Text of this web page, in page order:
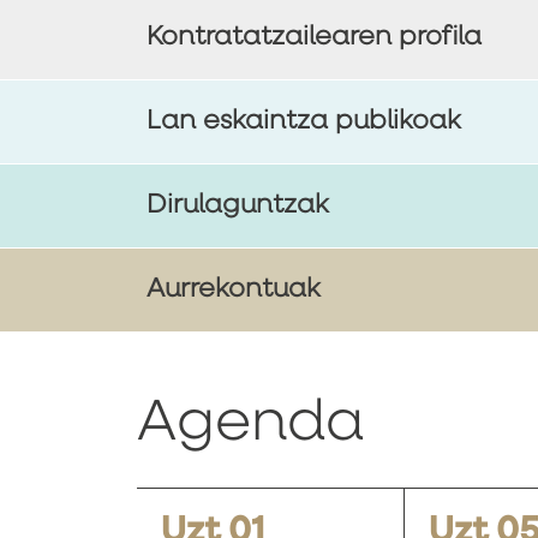
Kontratatzailearen profila
Lan eskaintza publikoak
Dirulaguntzak
Aurrekontuak
Agenda